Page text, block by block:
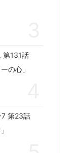
第131話
の心」
7 第23話